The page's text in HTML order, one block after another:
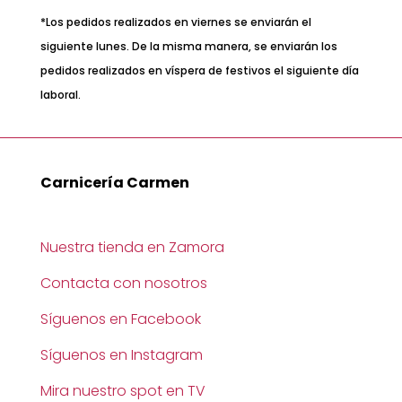
*Los pedidos realizados en viernes se enviarán el
siguiente lunes. De la misma manera, se enviarán los
pedidos realizados en víspera de festivos el siguiente día
laboral.
Carnicería Carmen
Nuestra tienda en Zamora
Contacta con nosotros
Síguenos en Facebook
Síguenos en Instagram
Mira nuestro spot en TV